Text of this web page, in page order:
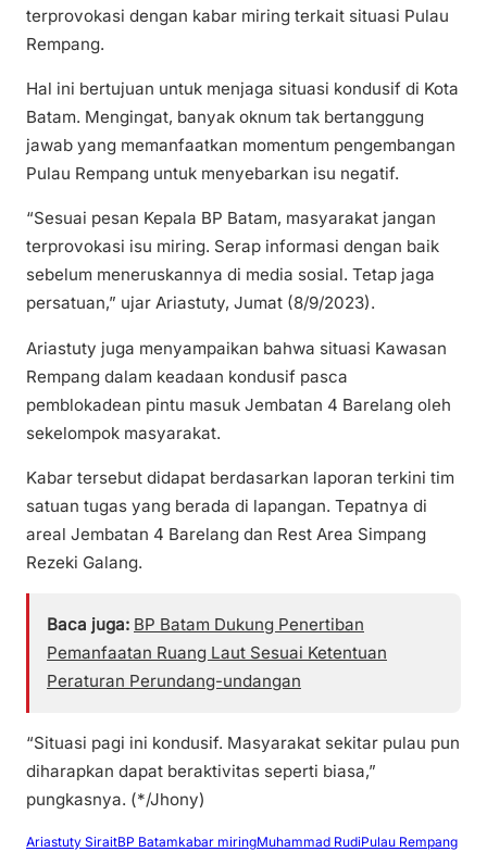
terprovokasi dengan kabar miring terkait situasi Pulau
Rempang.
Hal ini bertujuan untuk menjaga situasi kondusif di Kota
Batam. Mengingat, banyak oknum tak bertanggung
jawab yang memanfaatkan momentum pengembangan
Pulau Rempang untuk menyebarkan isu negatif.
“Sesuai pesan Kepala BP Batam, masyarakat jangan
terprovokasi isu miring. Serap informasi dengan baik
sebelum meneruskannya di media sosial. Tetap jaga
persatuan,” ujar Ariastuty, Jumat (8/9/2023).
Ariastuty juga menyampaikan bahwa situasi Kawasan
Rempang dalam keadaan kondusif pasca
pemblokadean pintu masuk Jembatan 4 Barelang oleh
sekelompok masyarakat.
Kabar tersebut didapat berdasarkan laporan terkini tim
satuan tugas yang berada di lapangan. Tepatnya di
areal Jembatan 4 Barelang dan Rest Area Simpang
Rezeki Galang.
Baca juga: BP Batam Dukung Penertiban
Pemanfaatan Ruang Laut Sesuai Ketentuan
Peraturan Perundang-undangan
“Situasi pagi ini kondusif. Masyarakat sekitar pulau pun
diharapkan dapat beraktivitas seperti biasa,”
pungkasnya. (*/Jhony)
Ariastuty SiraitBP Batamkabar miringMuhammad RudiPulau Rempang